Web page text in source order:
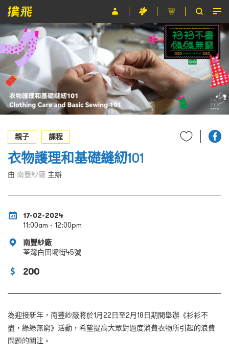
節目
主辦單位
關於撲飛
條款及細則
EN
親子
課程
衣物護理和基礎縫紉101
由 南豐紗廠 主辦
17-02-2024
11:00am - 12:00pm
南豐紗廠
荃灣白田壩街45號
200
為迎接新年，南豐紗廠將於1月22日至2月18日期間舉辦《衫衫不
盡，綠綠無窮》活動，希望提高大眾對過度消費衣物所引起的浪費
問題的關注。